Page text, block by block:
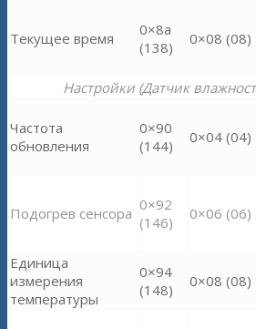
Текущее время
0×8a
(138)
0×08 (08)
Настройки (Датчик
Частота
обновления
0×90
(144)
0×04 (04)
Подогрев сенсора 0×92
(146)
0×06 (06)
Единица
измерения
температуры
0×94
(148)
0×08 (08)